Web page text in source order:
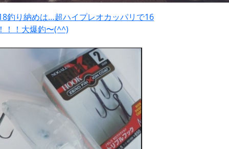
釣り納めは…超ハイプレオカッパリで16
！！大爆釣〜(^^)